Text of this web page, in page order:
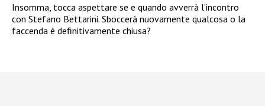
Insomma, tocca aspettare se e quando avverrà l’incontro
con Stefano Bettarini. Sboccerà nuovamente qualcosa o la
faccenda è definitivamente chiusa?